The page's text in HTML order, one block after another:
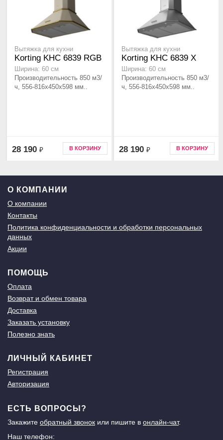
Вытяжка для кухни
Korting KHC 6839 RGB
Ширина: 60 см
Производительность 850 м3/
ч, 556-816x450x598 мм..
28 190 ₽ В КОРЗИНУ
Вытяжка для кухни
Korting KHC 6839 X
Ширина: 60 см
Производительность 850 м3/
ч, 556-816x450x598 мм..
28 190 ₽ В КОРЗИНУ
О КОМПАНИИ
О компании
Контакты
Политика конфиденциальности и обработки персональных
данных
Акции
ПОМОЩЬ
Оплата
Возврат и обмен товара
Доставка
Заказать установку
Полезно знать
ЛИЧНЫЙ КАБИНЕТ
Регистрация
Авторизация
ЕСТЬ ВОПРОСЫ?
Закажите обратный звонок или пишите в онлайн-чат.
Наш телефон: